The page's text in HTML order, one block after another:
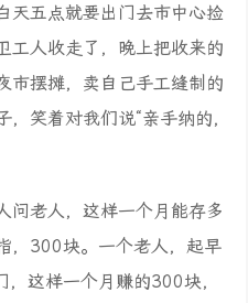
天五点就要出门去市中心捡
工人收走了，晚上把收来的
市摆摊，卖自己手工缝制的
笑着对我们说“亲手纳的，
问老人，这样一个月能存多
，300块。一个老人，起早
这样一个月赚的300块，